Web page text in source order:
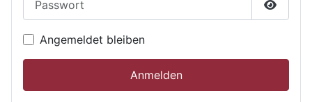
Angemeldet bleiben
Anmelden